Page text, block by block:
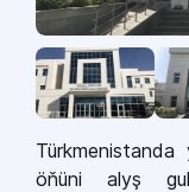
öňüni alyş